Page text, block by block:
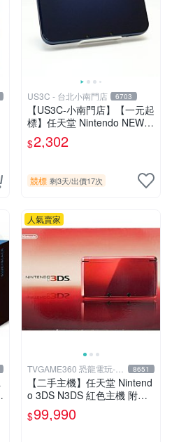
US3C - 台北小南門店 6703
【US3C-小南門店】【一元起
標】任天堂 Nintendo NEW 3
DS LL RED-001 藍 裸眼3D
顯示 C搖桿 二手掌上型電玩
$2,302
競標 剩3天/出價17次
人氣賣家
TVGAME360 恐龍電玩-台
中店
8651
【二手主機】任天堂 Nintend
o 3DS N3DS 紅色主機 附充
電器【台中恐龍電玩】
$99,990